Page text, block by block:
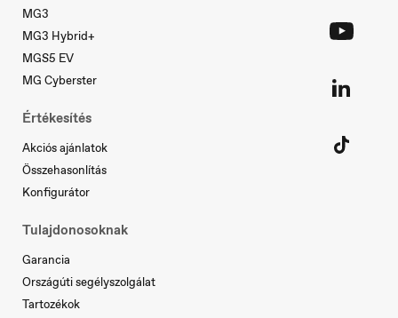
Nederland
Nederlands
Norge
Norsk
Deutsch
MG3
MG3 Hybrid+
MGS5 EV
MG Cyberster
Értékesítés
Akciós ajánlatok
Összehasonlítás
Konfigurátor
Tulajdonosoknak
Garancia
Országúti segélyszolgálat
Tartozékok